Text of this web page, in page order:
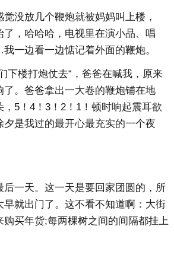
没放几个鞭炮就被妈妈叫上楼，
了，哈哈哈，电视里在演小品、唱
一边看一边惦记着外面的鞭炮。
下楼打炮仗去“，爸爸在喊我，原来
了。爸爸拿出一大卷的鞭炮铺在地
5！4！3！2！1！顿时响起震耳欲
夕是我过的最开心最充实的一个夜
后一天。这一天是要回家团圆的，所
早就出门了。这不看不知道啊：大街
购买年货;每两棵树之间的间隔都挂上